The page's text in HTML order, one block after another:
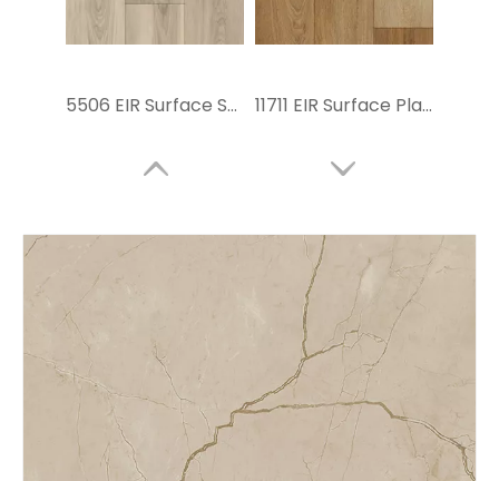
5506 EIR Surface SPC Piso de piso 11711 EIR Surface Plank SPC Floor